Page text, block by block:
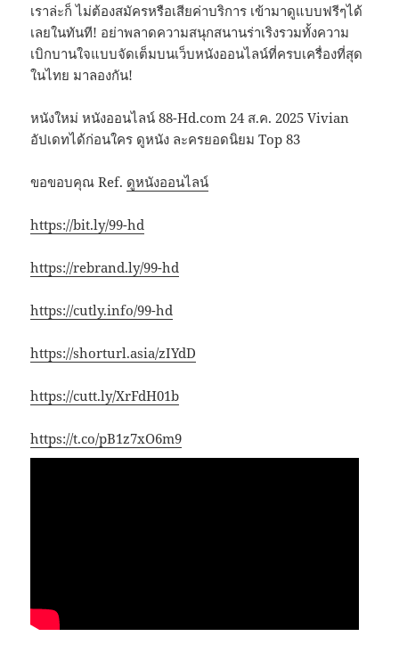
เราล่ะก็ ไม่ต้องสมัครหรือเสียค่าบริการ เข้ามาดูแบบฟรีๆได้
เลยในทันที! อย่าพลาดความสนุกสนานร่าเริงรวมทั้งความ
เบิกบานใจแบบจัดเต็มบนเว็บหนังออนไลน์ที่ครบเครื่องที่สุด
ในไทย มาลองกัน!
หนังใหม่ หนังออนไลน์ 88-Hd.com 24 ส.ค. 2025 Vivian
อัปเดทได้ก่อนใคร ดูหนัง ละครยอดนิยม Top 83
ขอขอบคุณ Ref. ดูหนังออนไลน์
https://bit.ly/99-hd
https://rebrand.ly/99-hd
https://cutly.info/99-hd
https://shorturl.asia/zIYdD
https://cutt.ly/XrFdH01b
https://t.co/pB1z7xO6m9